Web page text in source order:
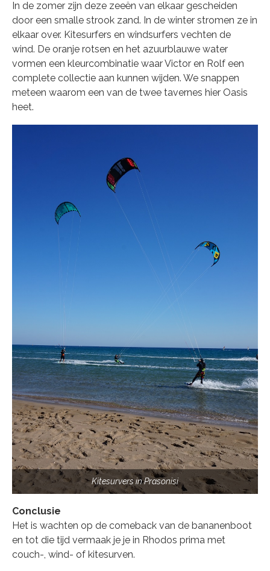
In de zomer zijn deze zeeën van elkaar gescheiden
door een smalle strook zand. In de winter stromen ze in
elkaar over. Kitesurfers en windsurfers vechten de
wind. De oranje rotsen en het azuurblauwe water
vormen een kleurcombinatie waar Victor en Rolf een
complete collectie aan kunnen wijden. We snappen
meteen waarom een van de twee tavernes hier Oasis
heet.
Kitesurvers in Prasonisi
Conclusie
Het is wachten op de comeback van de bananenboot
en tot die tijd vermaak je je in Rhodos prima met
couch-, wind- of kitesurven.